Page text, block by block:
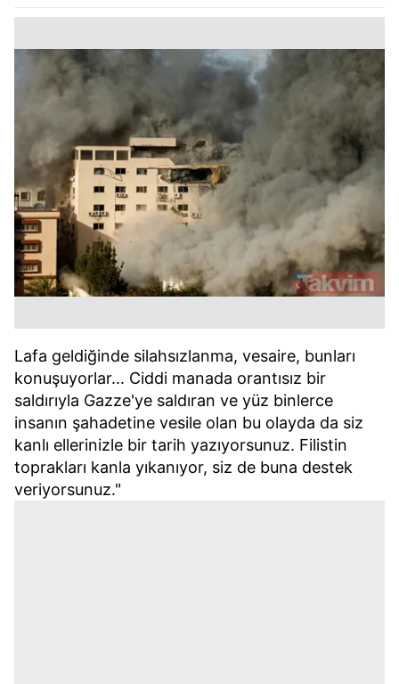
Lafa geldiğinde silahsızlanma, vesaire, bunları
konuşuyorlar... Ciddi manada orantısız bir
saldırıyla Gazze'ye saldıran ve yüz binlerce
insanın şahadetine vesile olan bu olayda da siz
kanlı ellerinizle bir tarih yazıyorsunuz. Filistin
toprakları kanla yıkanıyor, siz de buna destek
veriyorsunuz."